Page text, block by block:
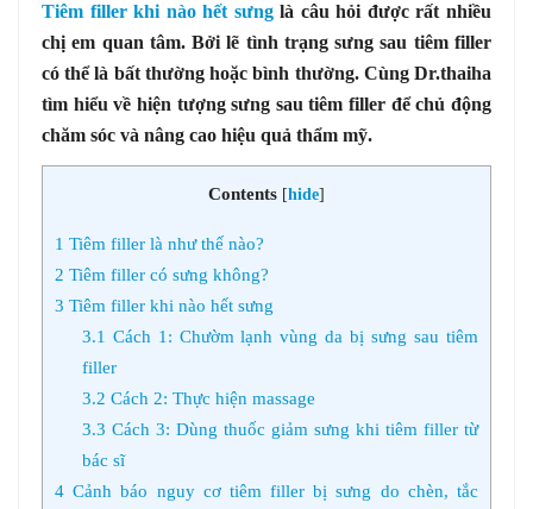
Tiêm filler khi nào hết sưnglà câu hỏi được rất nhiều
chị em quan tâm. Bởi lẽ tình trạng sưng sau tiêm filler
có thể là bất thường hoặc bình thường. Cùng Dr.thaiha
tìm hiểu về hiện tượng sưng sau tiêm filler để chủ động
chăm sóc và nâng cao hiệu quả thẩm mỹ.
Contents [hide]
1 Tiêm filler là như thế nào?
2 Tiêm filler có sưng không?
3 Tiêm filler khi nào hết sưng
3.1 Cách 1: Chườm lạnh vùng da bị sưng sau tiêm
filler
3.2 Cách 2: Thực hiện massage
3.3 Cách 3: Dùng thuốc giảm sưng khi tiêm filler từ
bác sĩ
4 Cảnh báo nguy cơ tiêm filler bị sưng do chèn, tắc